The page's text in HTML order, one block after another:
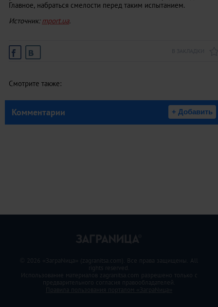
Главное, набраться смелости перед таким испытанием.
Источник:mport.ua.
Смотрите также:
Комментарии + Добавить
© 2026 «ЗаграNица» (zagranitsa.com). Все права защищены. All
rights reserved.
Использование материалов zagranitsa.com разрешено только с
предварительного согласия правообладателей.
Правила пользования порталом «ЗаграNица»